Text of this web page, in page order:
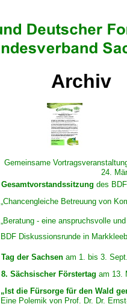
„Ist die Fürsorge für den Wald
Eine Polemik von Prof. Dr. Dr.
Archiv
Gesamtvorstandssitzung des
„Beratung - eine anspruchsvolle
BDF Diskussionsrunde in
Tag der Sachsen am 1. bis 3.
8. Sächsischer Förstertag am 13.
„Chancengleiche Betreuung von
Gemeinsame
24.